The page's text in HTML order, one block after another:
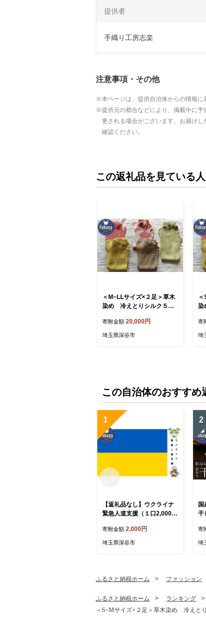
提供者
手織り工房志楽
注意事項・その他
本ページは、提供自治体からの情報に
提供元の都合などにより、掲載中に
更される場合がございます。お届け
確認ください。
この返礼品を見ている
＜M~LLサイズ×２足＞草木
染め 冷えとりシルク５本
0054】
寄附金額 20,000円
埼玉県深谷市
染
寄
埼
この自治体のおすすめ
1
【返礼品なし】ウクライナ
緊急人道支援（１口2,000円
寄附金額 2,000円
埼玉県深谷市
2
国
干
寄
埼
ふるさと納税ホーム ファッション
ふるさと納税ホーム ランキング
＜S~Mサイズ×２足＞草木染め 冷えと